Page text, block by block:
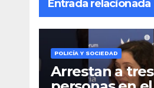
Entrada relacionada
POLICÍA Y SOCIEDAD
Arrestan a tres